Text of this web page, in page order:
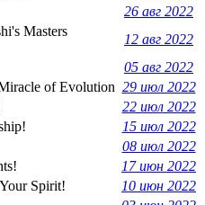
26 авг 2022
Masters
12 авг 2022
05 авг 2022
of Evolution 29 июл 2022
22 июл 2022
15 июл 2022
08 июл 2022
17 июн 2022
Spirit!
10 июн 2022